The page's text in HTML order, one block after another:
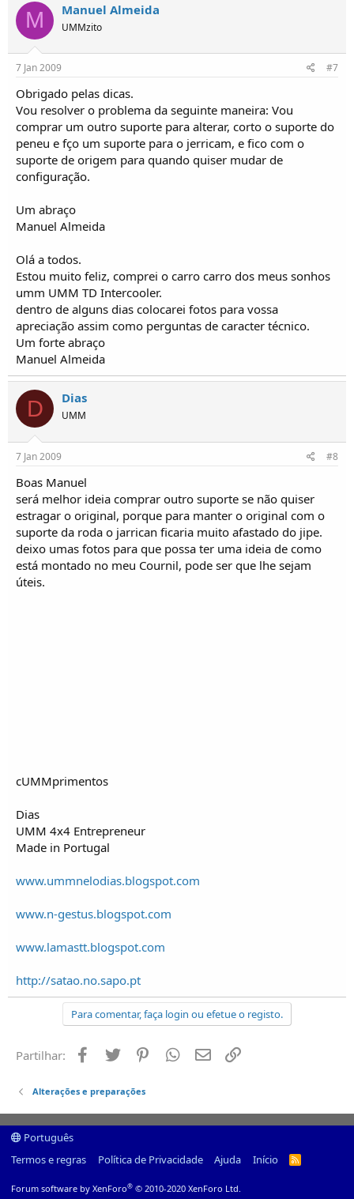
M Manuel Almeida
UMMzito
7 Jan 2009 #7
Obrigado pelas dicas.
Vou resolver o problema da seguinte maneira: Vou
comprar um outro suporte para alterar, corto o suporte do
peneu e fço um suporte para o jerricam, e fico com o
suporte de origem para quando quiser mudar de
configuração.
Um abraço
Manuel Almeida
Olá a todos.
Estou muito feliz, comprei o carro carro dos meus sonhos
umm UMM TD Intercooler.
dentro de alguns dias colocarei fotos para vossa
apreciação assim como perguntas de caracter técnico.
Um forte abraço
Manuel Almeida
D Dias
UMM
7 Jan 2009 #8
Boas Manuel
será melhor ideia comprar outro suporte se não quiser
estragar o original, porque para manter o original com o
suporte da roda o jarrican ficaria muito afastado do jipe.
deixo umas fotos para que possa ter uma ideia de como
está montado no meu Cournil, pode ser que lhe sejam
úteis.
cUMMprimentos
Dias
UMM 4x4 Entrepreneur
Made in Portugal
www.ummnelodias.blogspot.com
www.n-gestus.blogspot.com
www.lamastt.blogspot.com
http://satao.no.sapo.pt
Para comentar, faça login ou efetue o registo.
Partilhar: Facebook
Twitter PinterestWhatsapp
Email
Alterações e preparações
Português
Termos e regras
Política de Privacidade Ajuda Início
R
Forum software by XenForo® © 2010-2020 XenForo Ltd.